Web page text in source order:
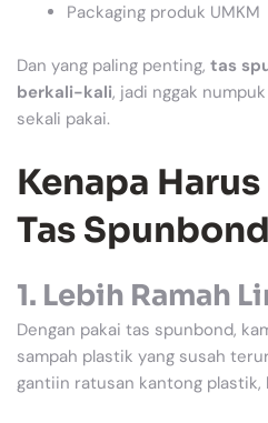
Packaging produk UMKM
Dan yang paling penting, tas
berkali-kali, jadi nggak
sekali pakai.
Kenapa
Tas
1. Lebih Ramah
Dengan pakai tas spunbond,
sampah plastik yang susah
gantiin ratusan kantong plastik,